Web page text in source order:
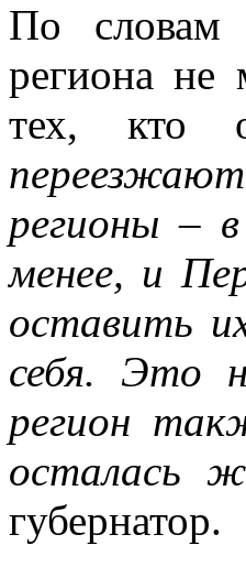
По словам
региона не
тех, кто
регионы –
менее, и
оставить
себя. Это
регион
осталась
губернатор.